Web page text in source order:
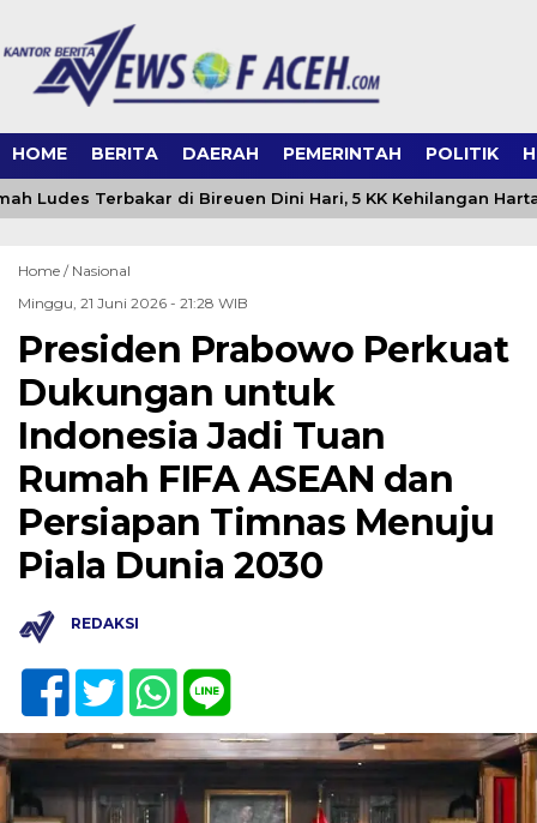
HOME BERITA DAERAH PEMERINTAH POLITIK
Ludes Terbakar di Bireuen Dini Hari, 5 KK Kehilangan
Home / Nasional
Minggu, 21 Juni 2026 - 21:28 WIB
Presiden Prabowo Perkuat
Dukungan untuk
Indonesia Jadi Tuan
Rumah FIFA ASEAN dan
Persiapan Timnas Menuju
Piala Dunia 2030
REDAKSI